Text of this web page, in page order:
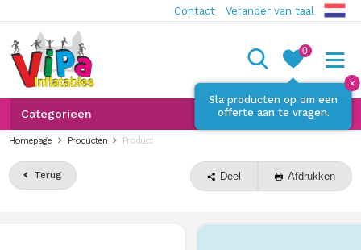
Contact Verander van taal
0
Sla producten op om een
offerte aan te vragen.
✕
Categorieën
Homepage Producten Product
Terug Deel Afdrukken